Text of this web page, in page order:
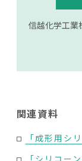
信越化学工
関連資料
「成形用シ